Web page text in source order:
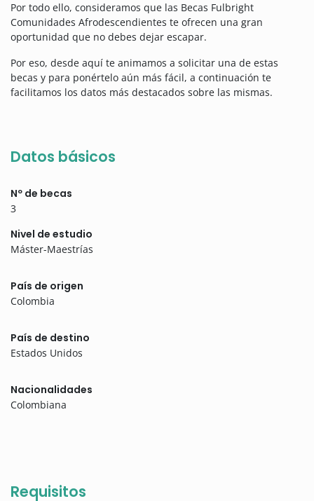
Por todo ello, consideramos que las Becas Fulbright
Comunidades Afrodescendientes te ofrecen una gran
oportunidad que no debes dejar escapar.
Por eso, desde aquí te animamos a solicitar una de estas
becas y para ponértelo aún más fácil, a continuación te
facilitamos los datos más destacados sobre las mismas.
Datos básicos
Nº de becas
3
Nivel de estudio
Máster-Maestrías
País de origen
Colombia
País de destino
Estados Unidos
Nacionalidades
Colombiana
Requisitos